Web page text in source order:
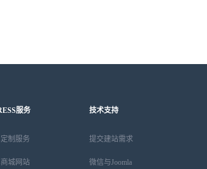
服务
定制服务
商城网站
技术支持
提交建站需求
微信与Joomla